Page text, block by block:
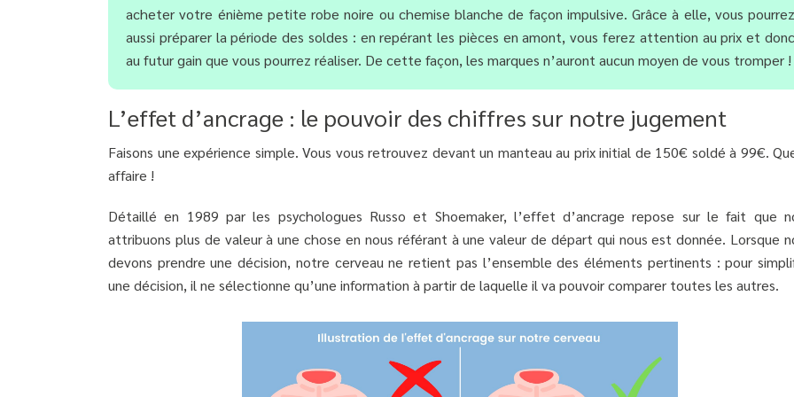
acheter votre énième petite robe noire ou chemise blanche de façon impulsive. Grâce à elle, vous pourrez
aussi préparer la période des soldes : en repérant les pièces en amont, vous ferez attention au prix et donc
au futur gain que vous pourrez réaliser. De cette façon, les marques n’auront aucun moyen de vous tromper !
L’effet d’ancrage : le pouvoir des chiffres sur notre jugement
Faisons une expérience simple. Vous vous retrouvez devant un manteau au prix initial de 150€ soldé à 99€.
affaire !
Détaillé en 1989 par les psychologues Russo et Shoemaker, l’effet d’ancrage repose sur le fait que
attribuons plus de valeur à une chose en nous référant à une valeur de départ qui nous est donnée. Lorsque
devons prendre une décision, notre cerveau ne retient pas l’ensemble des éléments pertinents : pour
une décision, il ne sélectionne qu’une information à partir de laquelle il va pouvoir comparer toutes les autres.